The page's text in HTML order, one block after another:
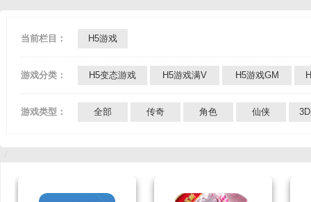
当前栏目： H5游戏
游戏分类： H5变态游戏 H5游戏满V H5游戏GM
游戏类型： 全部 传奇 角色 仙侠